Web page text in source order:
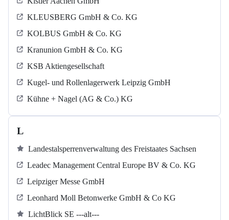
KLEUSBERG GmbH & Co. KG
KOLBUS GmbH & Co. KG
Kranunion GmbH & Co. KG
KSB Aktiengesellschaft
Kugel‐ und Rollenlagerwerk Leipzig GmbH
Kühne + Nagel (AG & Co.) KG
L
Landestalsperrenverwaltung des Freistaates Sachsen
Leadec Management Central Europe BV & Co. KG
Leipziger Messe GmbH
Leonhard Moll Betonwerke GmbH & Co KG
LichtBlick SE ---alt---